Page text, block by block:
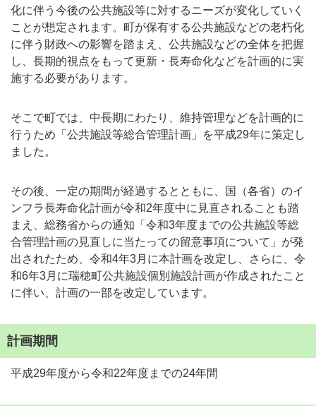
化に伴う今後の公共施設等に対するニーズが変化していく
ことが想定されます。町が保有する公共施設などの老朽化
に伴う財政への影響を踏まえ、公共施設などの全体を把握
し、長期的視点をもって更新・長寿命化などを計画的に実
施する必要があります。
そこで町では、中長期にわたり、維持管理などを計画的に
行うため「公共施設等総合管理計画」を平成29年に策定し
ました。
その後、一定の期間が経過するとともに、国（各省）のイ
ンフラ長寿命化計画が令和2年度中に見直されることも踏
まえ、総務省からの通知「令和3年度までの公共施設等総
合管理計画の見直しに当たっての留意事項について」が発
出されたため、令和4年3月に本計画を改定し、さらに、令
和6年3月に瑞穂町公共施設個別施設計画が作成されたこと
に伴い、計画の一部を改定しています。
計画期間
平成29年度から令和22年度までの24年間